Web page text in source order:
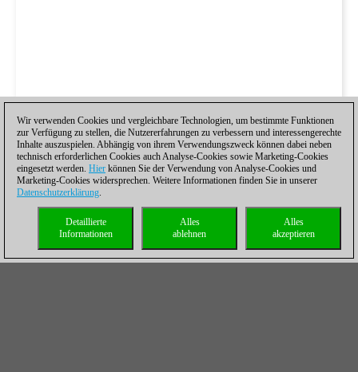
Wir verwenden Cookies und vergleichbare Technologien, um bestimmte Funktionen
zur Verfügung zu stellen, die Nutzererfahrungen zu verbessern und interessengerechte
Inhalte auszuspielen. Abhängig von ihrem Verwendungszweck können dabei neben
technisch erforderlichen Cookies auch Analyse-Cookies sowie Marketing-Cookies
eingesetzt werden. Hier können Sie der Verwendung von Analyse-Cookies und
Marketing-Cookies widersprechen. Weitere Informationen finden Sie in unserer
Datenschutzerklärung.
Alles
akzeptieren
Alles
ablehnen
Detaillierte
Informationen